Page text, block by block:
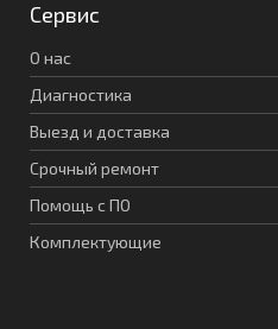
Сервис
О нас
Диагностика
Выезд и доставка
Срочный ремонт
Помощь с ПО
Комплектующие